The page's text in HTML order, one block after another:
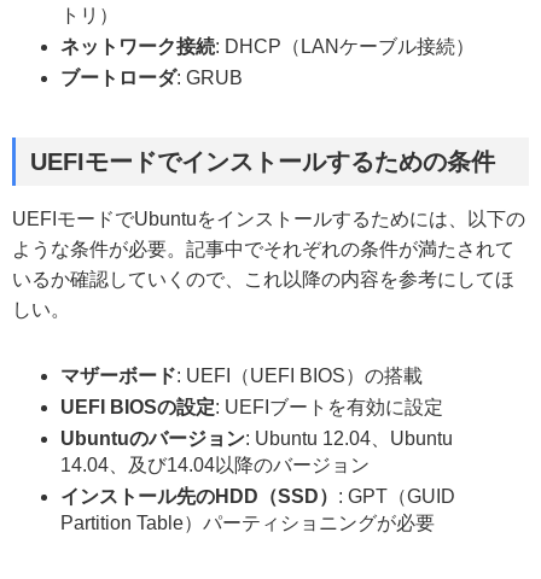
トリ）
ネットワーク接続: DHCP（LANケーブル接続）
ブートローダ: GRUB
UEFIモードでインストールするための条件
UEFIモードでUbuntuをインストールするためには、以下の
ような条件が必要。記事中でそれぞれの条件が満たされて
いるか確認していくので、これ以降の内容を参考にしてほ
しい。
マザーボード: UEFI（UEFI BIOS）の搭載
UEFI BIOSの設定: UEFIブートを有効に設定
Ubuntuのバージョン: Ubuntu 12.04、Ubuntu
14.04、及び14.04以降のバージョン
インストール先のHDD（SSD） : GPT（GUID
Partition Table）パーティショニングが必要